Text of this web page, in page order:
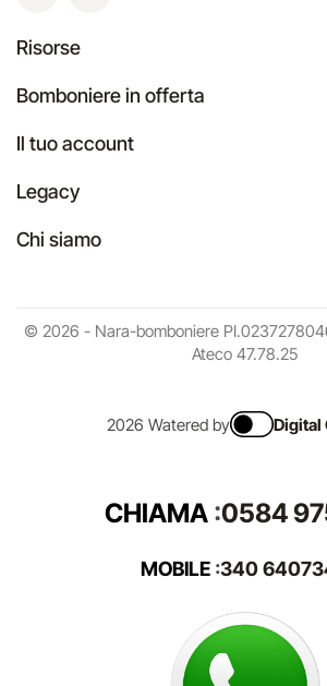
Risorse
Bomboniere in offerta
Il tuo account
Legacy
Chi siamo
© 2026 - Nara-bomboniere
Ateco 47.78.25
2026 Watered by Digital
CHIAMA :0584
MOBILE:340